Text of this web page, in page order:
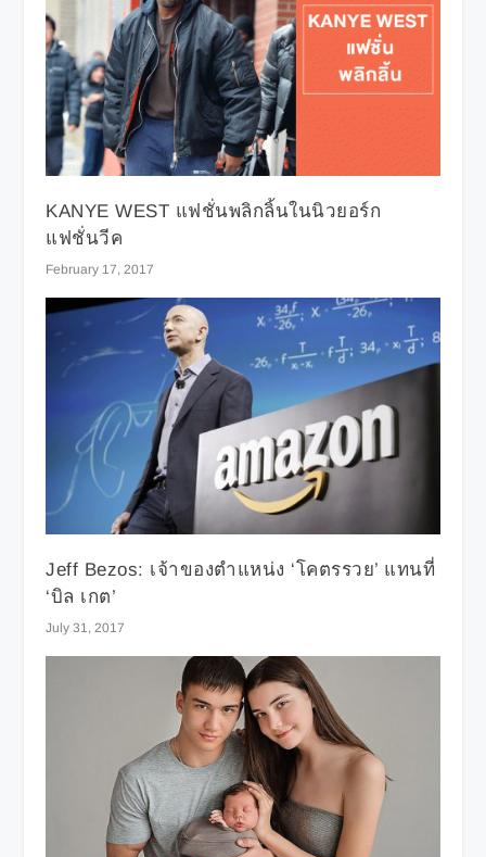
KANYE WEST แฟชั่นพลิกลิ้นในนิวยอร์ก
แฟชั่นวีค
February 17, 2017
Jeff Bezos: เจ้าของตำแหน่ง ‘โคตรรวย’ แทนที่
‘บิล เกต’
July 31, 2017